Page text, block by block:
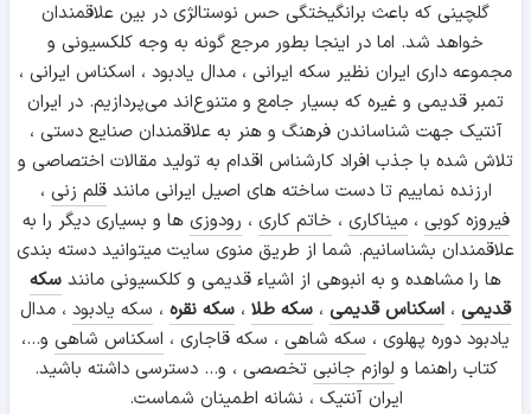
گلچینی که باعث برانگیختگی حس نوستالژی در بین علاقمندان
خواهد شد. اما در اینجا بطور مرجع گونه به وجه کلکسیونی و
مجموعه داری ایران نظیر سکه ایرانی ، مدال یادبود ، اسکناس ایرانی ،
تمبر قدیمی و غیره که بسیار جامع و متنوع‌اند می‌پردازیم. در ایران
آنتیک جهت شناساندن فرهنگ و هنر به علاقمندان صنایع دستی ،
تلاش شده با جذب افراد کارشناس اقدام به تولید مقالات اختصاصی و
ارزنده نماییم تا دست ساخته های اصیل ایرانی مانندقلم زنی ،
فیروزه کوبی ،میناکاری ، خاتم کاری ، رودوزی ها و بسیاری دیگر را به
علاقمندان بشناسانیم. شما از طریق منوی سایت میتوانید دسته بندی
ها را مشاهده و به انبوهی از اشیاء قدیمی و کلکسیونی مانند سکه
قدیمی ، اسکناس قدیمی ، سکه طلا ، سکه نقره ، سکه یادبود ، مدال
یادبود دوره پهلوی ، سکه شاهی ، سکه قاجاری ، اسکناس شاهی و...،
کتاب راهنما و لوازم جانبی تخصصی ، و... دسترسی داشته باشید.
ایران آنتیک ، نشانه اطمینان شماست.